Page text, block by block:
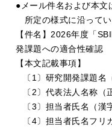
●メール件名および本文
所定の様式に沿って
【件名】2026年度「
発課題への適合性確認
【本文記載事項】
〔1〕研究開発課題名
〔2〕代表法人名称（
〔3〕担当者氏名（漢
〔4〕担当者氏名フリ